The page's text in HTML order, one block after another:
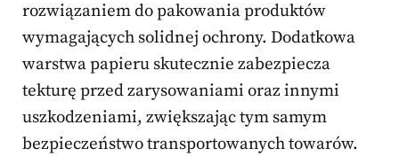
rozwiązaniem do pakowania produktów
wymagających solidnej ochrony. Dodatkowa
warstwa papieru skutecznie zabezpiecza
tekturę przed zarysowaniami oraz innymi
uszkodzeniami, zwiększając tym samym
bezpieczeństwo transportowanych towarów.